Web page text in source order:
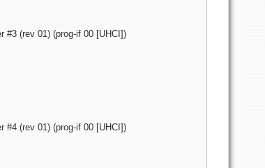
#3 (rev 01) (prog-if 00 [UHCI])
#4 (rev 01) (prog-if 00 [UHCI])